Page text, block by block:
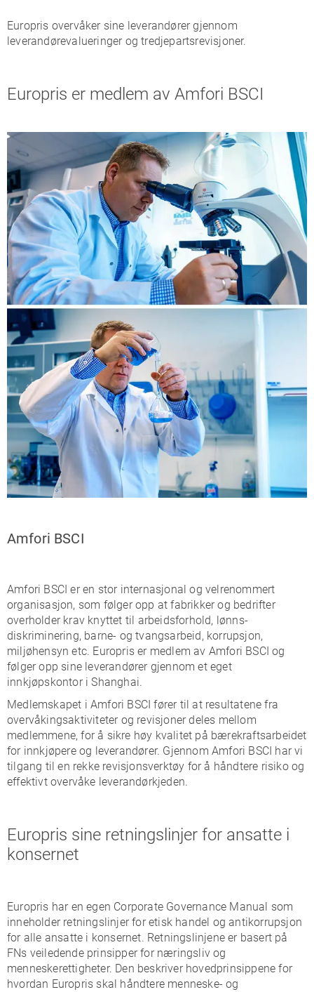
Europris overvåker sine leverandører gjennom
leverandørevalueringer og tredjepartsrevisjoner.
Europris er medlem av Amfori BSCI
Amfori BSCI
Amfori BSCI er en stor internasjonal og velrenommert
organisasjon, som følger opp at fabrikker og bedrifter
overholder krav knyttet til arbeidsforhold, lønns-
diskriminering, barne- og tvangsarbeid, korrupsjon,
miljøhensyn etc. Europris er medlem av Amfori BSCI og
følger opp sine leverandører gjennom et eget
innkjøpskontor i Shanghai.
Medlemskapet i Amfori BSCI fører til at resultatene fra
overvåkingsaktiviteter og revisjoner deles mellom
medlemmene, for å sikre høy kvalitet på bærekraftsarbeidet
for innkjøpere og leverandører. Gjennom Amfori BSCI har vi
tilgang til en rekke revisjonsverktøy for å håndtere risiko og
effektivt overvåke leverandørkjeden.
Europris sine retningslinjer for ansatte i
konsernet
Europris har en egen Corporate Governance Manual som
inneholder retningslinjer for etisk handel og antikorrupsjon
for alle ansatte i konsernet. Retningslinjene er basert på
FNs veiledende prinsipper for næringsliv og
menneskerettigheter. Den beskriver hovedprinsippene for
hvordan Europris skal håndtere menneske- og